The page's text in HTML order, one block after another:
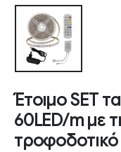
Έτοιμο SET
60LED/m με
τροφοδοτικό